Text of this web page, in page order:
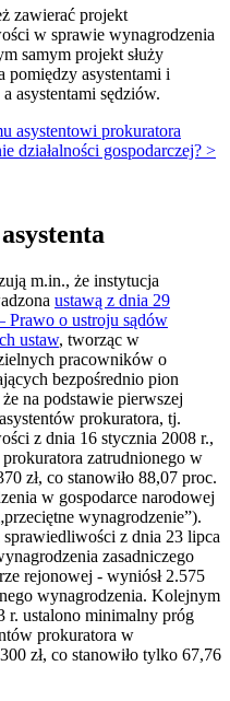
zawierać projekt
w sprawie wynagrodzenia
samym projekt służy
pomiędzy asystentami i
asystentami sędziów.
asystentowi prokuratora
działalności gospodarczej? >
m.in., że instytucja
ustawą z dnia 29
Prawo o ustroju sądów
ustaw, tworząc w
pracowników o
bezpośrednio pion
na podstawie pierwszej
prokuratora, tj.
z dnia 16 stycznia 2008 r.,
zatrudnionego w
zł, co stanowiło 88,07 proc.
w gospodarce narodowej
wynagrodzenie”).
z dnia 23 lipca
zasadniczego
rejonowej - wyniósł 2.575
wynagrodzenia. Kolejnym
r. ustalono minimalny próg
prokuratora w
zł, co stanowiło tylko 67,76